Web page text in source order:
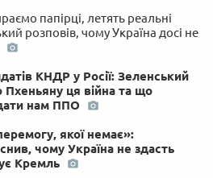
папірці, летять реальні
розповів, чому Україна досі не
КНДР у Росії: Зеленський
Пхеньяну ця війна та що
нам ППО
якої немає»:
чому Україна не здасть
Кремль